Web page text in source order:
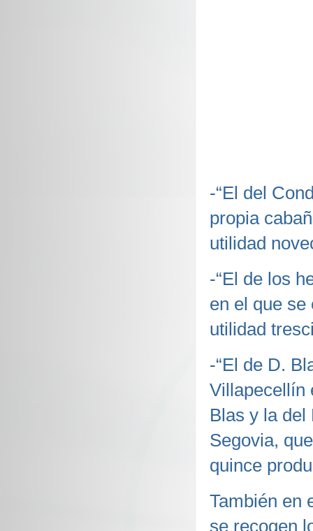
-“El del
propia
utilidad
-“El de los
en el que se
utilidad
-“El de D.
Villapecellín
Blas y la del
Segovia,
quince
También en
se recogen